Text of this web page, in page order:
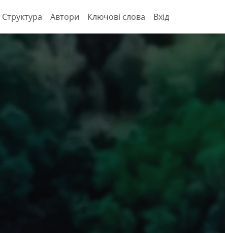
Структура Автори Ключові слова Вхід